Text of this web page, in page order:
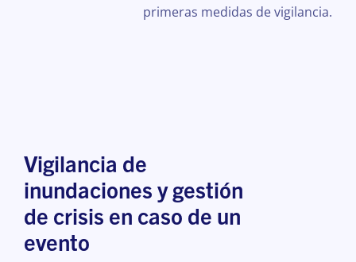
primeras medidas de vigilancia.
Vigilancia de
inundaciones y gestión
de crisis en caso de un
evento